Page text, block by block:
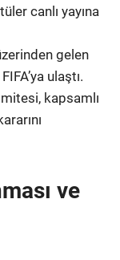
canlı yayına
gelen
ulaştı.
kapsamlı
ve